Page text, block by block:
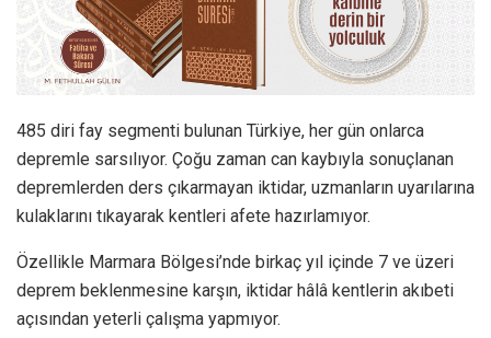
485 diri fay segmenti bulunan Türkiye, her gün onlarca
depremle sarsılıyor. Çoğu zaman can kaybıyla sonuçlanan
depremlerden ders çıkarmayan iktidar, uzmanların uyarılarına
kulaklarını tıkayarak kentleri afete hazırlamıyor.
Özellikle Marmara Bölgesi’nde birkaç yıl içinde 7 ve üzeri
deprem beklenmesine karşın, iktidar hâlâ kentlerin akıbeti
açısından yeterli çalışma yapmıyor.